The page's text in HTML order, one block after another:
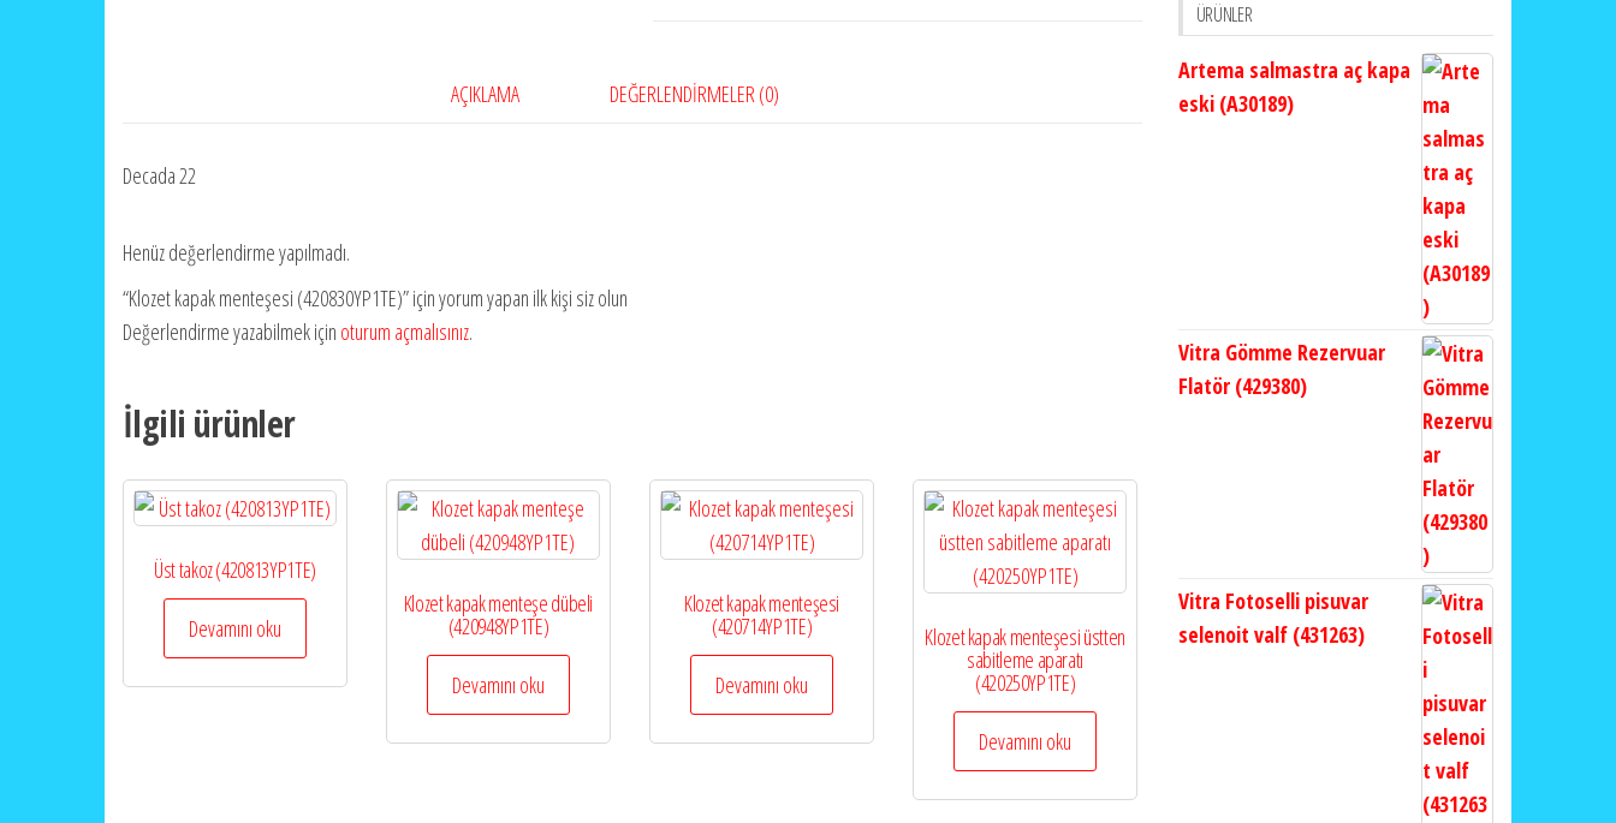
AÇIKLAMA DEĞERLENDIRMELER (0)
Decada 22
Henüz değerlendirme yapılmadı.
“Klozet kapak menteşesi (420830YP1TE)” için yorum yapan ilk kişi siz olun
Değerlendirme yazabilmek için oturum açmalısınız.
İlgili ürünler
Üst takoz (420813YP1TE)
Devamını oku
Klozet kapak menteşe dübeli
(420948YP1TE)
Devamını oku
Klozet kapak menteşesi
(420714YP1TE)
Devamını oku
Klozet kapak menteşesi üstten
sabitleme aparatı
(420250YP1TE)
Devamını oku
ÜRÜNLER
Artema salmastra aç kapa
eski (A30189)
Vitra Gömme Rezervuar
Flatör (429380)
Vitra Fotoselli pisuvar
selenoit valf (431263)